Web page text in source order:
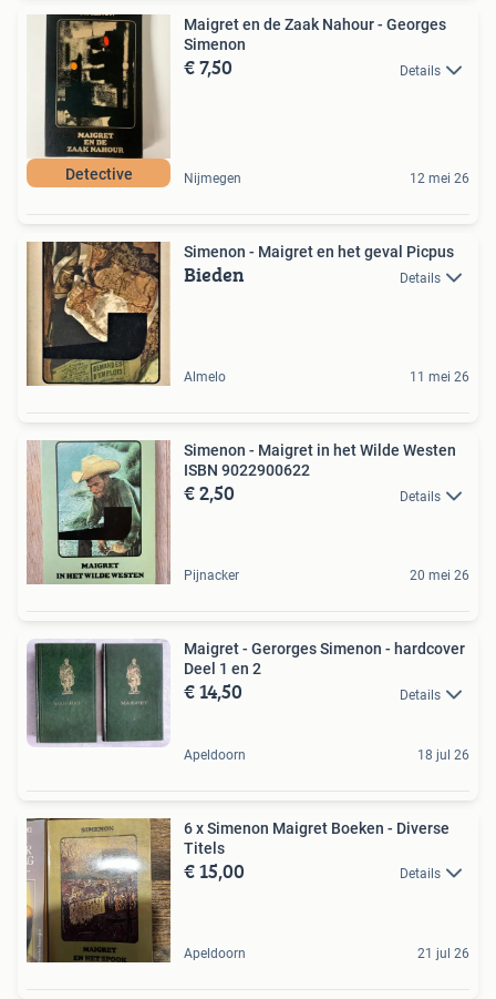
Detective
Maigret en de Zaak Nahour - Georges
Simenon
€ 7,50 Details
Nijmegen 12 mei 26
Simenon - Maigret en het geval Picpus
Bieden Details
Almelo 11 mei 26
Simenon - Maigret in het Wilde Westen
ISBN 9022900622
€ 2,50 Details
Pijnacker 20 mei 26
Maigret - Gerorges Simenon - hardcover
Deel 1 en 2
€ 14,50 Details
Apeldoorn 18 jul 26
6 x Simenon Maigret Boeken - Diverse
Titels
€ 15,00 Details
Apeldoorn 21 jul 26